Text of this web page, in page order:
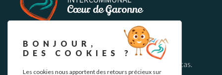
Mantente al tanto de nuestras novedades y ofertas.
BONJOUR,
DES COOKIES ?
Les cookies nous apportent des retours précieux sur